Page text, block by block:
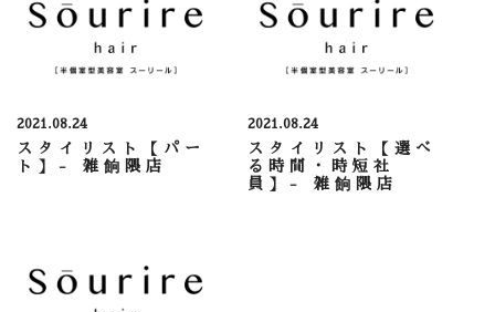
2021.08.24
スタイリスト【パー
ト】- 雑餉隈店
2021.08.24
スタイリスト【選べ
る時間・時短社
員】- 雑餉隈店